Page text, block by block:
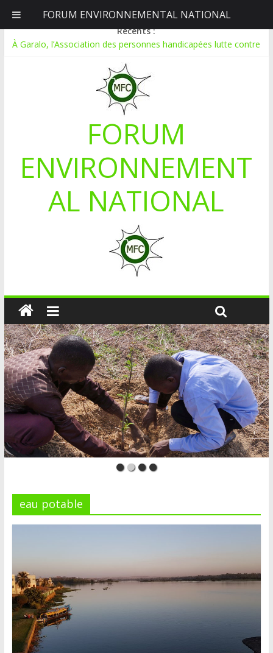
dimanche, août 9, 2026
Récents :
À Garalo, l’Association des personnes handicapées lutte contre
APPEL A CANDIDATURE POUR UN STAGE EN
Le blogging au service de l’écologie : Benbere montre la voie
Inondations : le Mali déclare l’état de catastrophe nationale
Mali-Folkecenter Nyetaa initie 20 jeunes à la protection de
FORUM
ENVIRONNEMENT
AL NATIONAL
eau potable
FORUM ENVIRONNEMENTAL NATIONAL